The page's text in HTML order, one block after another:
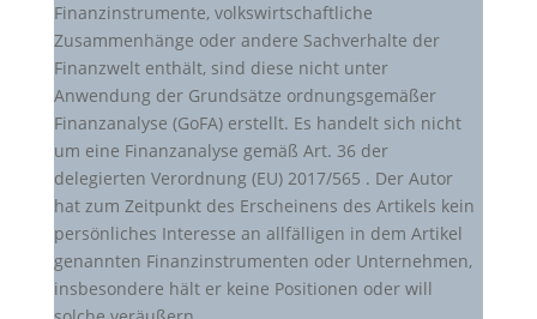
Finanzinstrumente, volkswirtschaftliche
Zusammenhänge oder andere Sachverhalte der
Finanzwelt enthält, sind diese nicht unter
Anwendung der Grundsätze ordnungsgemäßer
Finanzanalyse (GoFA) erstellt. Es handelt sich nicht
um eine Finanzanalyse gemäß Art. 36 der
delegierten Verordnung (EU) 2017/565 . Der Autor
hat zum Zeitpunkt des Erscheinens des Artikels kein
persönliches Interesse an allfälligen in dem Artikel
genannten Finanzinstrumenten oder Unternehmen,
insbesondere hält er keine Positionen oder will